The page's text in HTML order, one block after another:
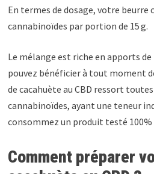
En termes de dosage, votre beurre
cannabinoïdes par portion de 15 g.
Le mélange est riche en apports
pouvez bénéficier à tout moment
de cacahuète au CBD ressort
cannabinoïdes, ayant une teneur
consommez un produit testé
Comment préparer